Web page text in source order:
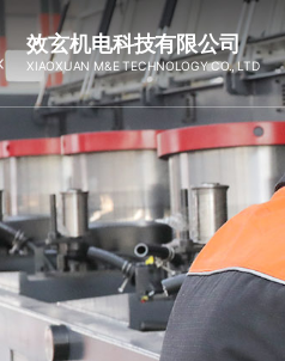
效玄机电科技有限公司
XIAOXUAN M&E TECHNOLOGY CO., LTD